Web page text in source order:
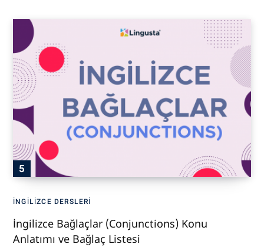
İNGILIZCE DERSLERI
İngilizce Bağlaçlar (Conjunctions) Konu
Anlatımı ve Bağlaç Listesi